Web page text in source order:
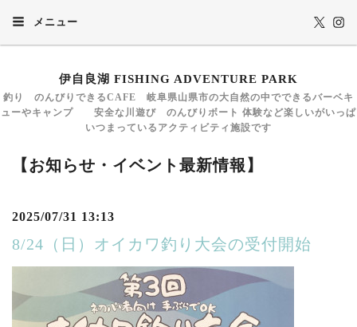
メニュー
伊自良湖 FISHING ADVENTURE PARK
釣り のんびりできるCAFE 岐阜県山県市の大自然の中でできるバーベキ
ューやキャンプ 安全な川遊び のんびりボート 体験など楽しいがいっぱ
いつまっているアクティビティ施設です
【お知らせ・イベント最新情報】
2025/07/31 13:13
8/24（日）オイカワ釣り大会の受付開始